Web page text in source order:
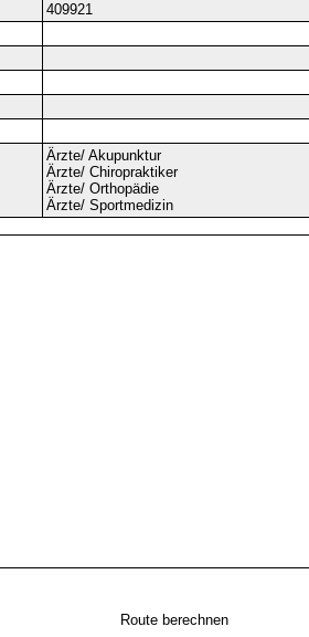
409921
Ärzte/ Akupunktur
Ärzte/ Chiropraktiker
Ärzte/ Orthopädie
Ärzte/ Sportmedizin
Route berechnen